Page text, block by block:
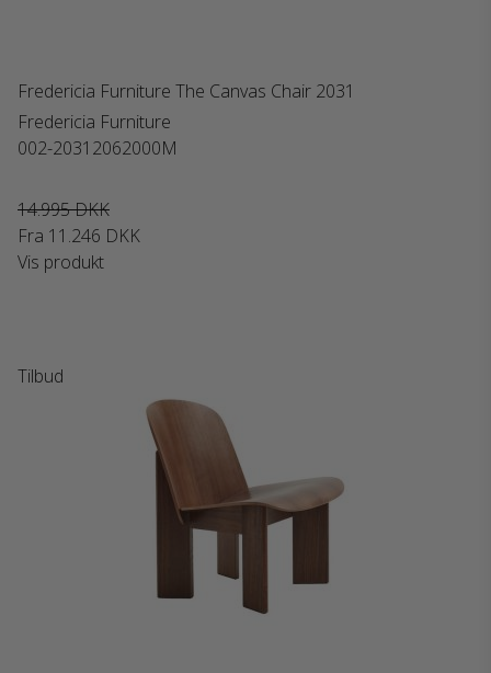
Fredericia Furniture The Canvas Chair 2031
Fredericia Furniture
002-20312062000M
14.995 DKK
Fra 11.246 DKK
Vis produkt
Tilbud